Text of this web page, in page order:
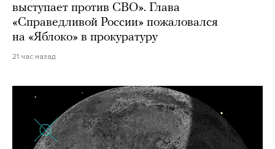
выступает против СВО». Глава
«Справедливой России» пожаловался
на «Яблоко» в прокуратуру
21 час назад